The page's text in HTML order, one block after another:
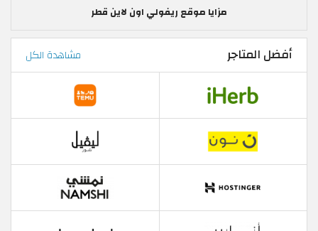
مزايا موقع ريفولي اون لاين قطر
أفضل المتاجر مشاهدة الكل